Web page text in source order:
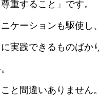
重すること」です。
ケーションも駆使し
実践できるものばか
と間違いありません。